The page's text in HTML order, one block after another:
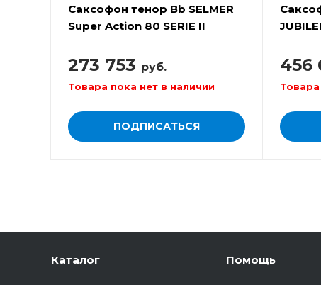
Саксофон тенор Вb SELMER
Super Action 80 SERIE II
273 753 руб.
Товара пока нет в наличии
ПОДПИСАТЬСЯ
456
Каталог Помощь